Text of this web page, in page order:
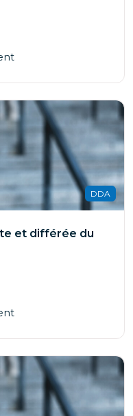
DDA
et différée du